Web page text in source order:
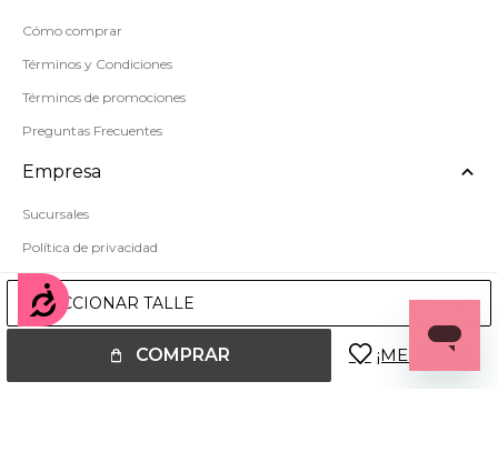
Accesibilidad
SELECCIONAR TALLE
COMPRAR
Cómo comprar
Términos y Condiciones
Términos de promociones
Preguntas Frecuentes
Empresa
Sucursales
Política de privacidad
Mapa del sitio